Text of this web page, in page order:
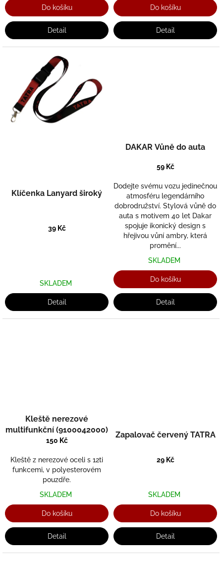
Do košíku
Detail
Do košíku
Detail
Klíčenka Lanyard široký
39 Kč
SKLADEM
Detail
DAKAR Vůně do auta
59 Kč
Dodejte svému vozu jedinečnou
atmosféru legendárního
dobrodružství. Stylová vůně do
auta s motivem 40 let Dakar
spojuje ikonický design s
hřejivou vůní ambry, která
promění...
SKLADEM
Do košíku
Detail
Kleště nerezové
multifunkční (9100042000)
150 Kč
Kleště z nerezové oceli s 12ti
funkcemi, v polyesterovém
pouzdře.
SKLADEM
Do košíku
Detail
Zapalovač červený TATRA
29 Kč
SKLADEM
Do košíku
Detail